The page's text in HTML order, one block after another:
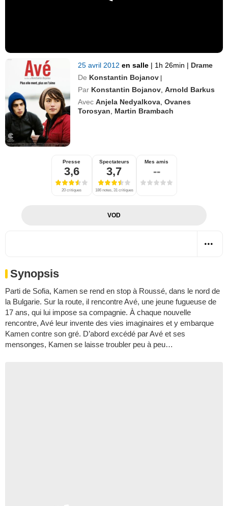
25 avril 2012en salle | 1h 26min | Drame
De Konstantin Bojanov |
Par Konstantin Bojanov ,Arnold Barkus
Avec Anjela Nedyalkova ,Ovanes
Torosyan
Martin Brambach
Presse
3,6
20 critiques
Spectateurs
3,7
186 notes, 31 critiques
Mes amis
--
VOD
Synopsis
Parti de Sofia, Kamen se rend en stop à Roussé, dans le nord de
la Bulgarie. Sur la route, il rencontre Avé, une jeune fugueuse de
17 ans, qui lui impose sa compagnie. À chaque nouvelle
rencontre, Avé leur invente des vies imaginaires et y embarque
Kamen contre son gré. D’abord excédé par Avé et ses
mensonges, Kamen se laisse troubler peu à peu…